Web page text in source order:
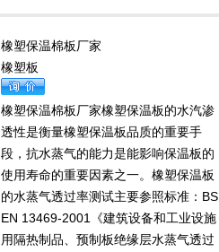
橡塑保温棉板厂家
橡塑板
橡塑保温棉板厂家橡塑保温板的水汽渗
透性是衡量橡塑保温板品质的重要手
段，抗水蒸气的能力是能影响保温板的
使用寿命的重要因素之一。橡塑保温板
的水蒸气透过率测试主要参照标准：BS
EN 13469-2001《建筑设备和工业设施
用隔热制品、预制板绝缘层水蒸气透过